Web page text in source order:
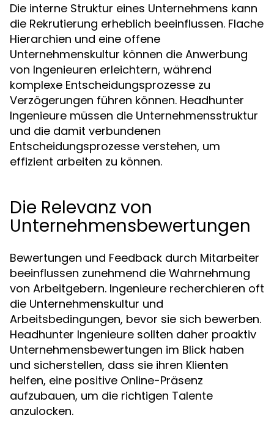
Die interne Struktur eines Unternehmens kann
die Rekrutierung erheblich beeinflussen. Flache
Hierarchien und eine offene
Unternehmenskultur können die Anwerbung
von Ingenieuren erleichtern, während
komplexe Entscheidungsprozesse zu
Verzögerungen führen können. Headhunter
Ingenieure müssen die Unternehmensstruktur
und die damit verbundenen
Entscheidungsprozesse verstehen, um
effizient arbeiten zu können.
Die Relevanz von
Unternehmensbewertungen
Bewertungen und Feedback durch Mitarbeiter
beeinflussen zunehmend die Wahrnehmung
von Arbeitgebern. Ingenieure recherchieren oft
die Unternehmenskultur und
Arbeitsbedingungen, bevor sie sich bewerben.
Headhunter Ingenieure sollten daher proaktiv
Unternehmensbewertungen im Blick haben
und sicherstellen, dass sie ihren Klienten
helfen, eine positive Online-Präsenz
aufzubauen, um die richtigen Talente
anzulocken.